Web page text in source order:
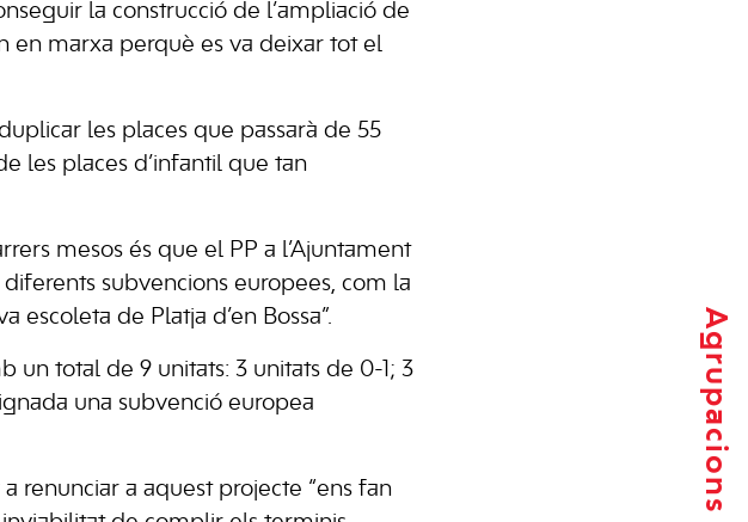
la construcció de l’ampliació de
en marxa perquè es va deixar tot el
les places que passarà de 55
les places d’infantil que tan
mesos és que el PP a l’Ajuntament
diferents subvencions europees, com la
de Platja d’en Bossa”.
un total de 9 unitats: 3 unitats de 0-1; 3
una subvenció europea
renunciar a aquest projecte “ens fan